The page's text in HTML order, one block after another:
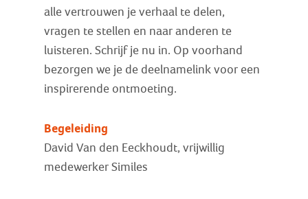
alle vertrouwen je verhaal te delen,
vragen te stellen en naar anderen te
luisteren. Schrijf je nu in. Op voorhand
bezorgen we je de deelnamelink voor een
inspirerende ontmoeting.
Begeleiding
David Van den Eeckhoudt, vrijwillig
medewerker Similes